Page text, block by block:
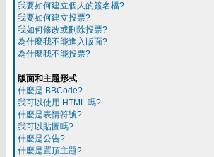
我要如何建立個人的簽名檔?
我要如何建立投票?
我如何修改或刪除投票?
為什麼我不能進入版面?
為什麼我不能投票?
版面和主題形式
什麼是 BBCode?
我可以使用 HTML 嗎?
什麼是表情符號?
我可以貼圖嗎?
什麼是公告?
什麼是置頂主題?